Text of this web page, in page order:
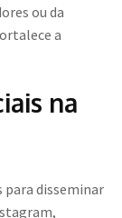
ou da
a
na
para disseminar